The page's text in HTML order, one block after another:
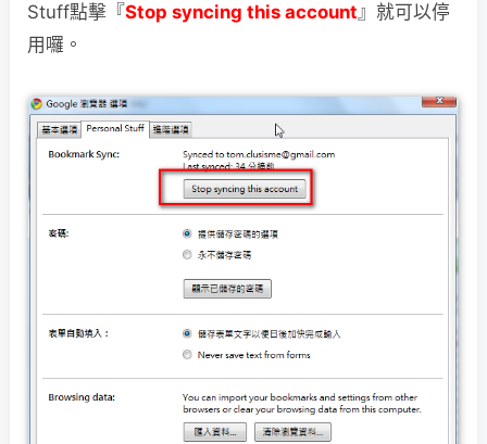
Stuff點擊『Stop syncing this account』就可以停
用囉。